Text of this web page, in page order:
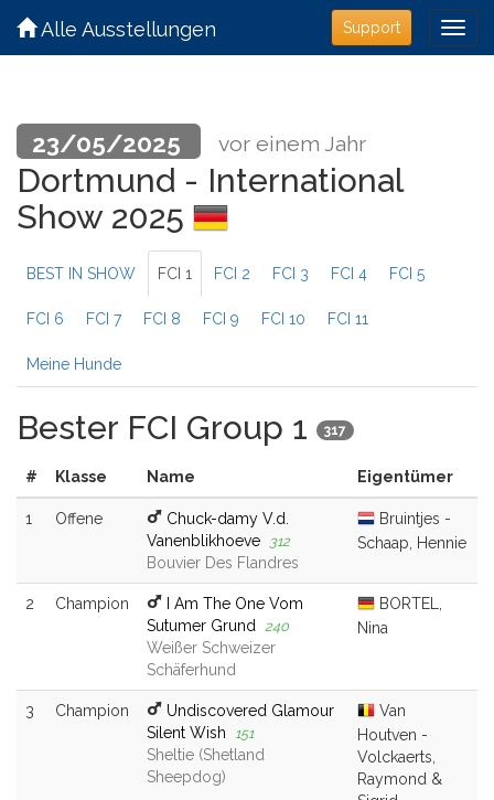
Support
Alle Ausstellungen
23/05/2025 vor einem Jahr
Dortmund - International
Show 2025
BEST IN SHOW FCI 1 FCI 2 FCI 3 FCI 4 FCI 5
FCI 6 FCI 7 FCI 8 FCI 9 FCI 10 FCI 11
Meine Hunde
Bester FCI Group 1 317
# Klasse Name Eigentümer
1 Offene
Chuck-damy V.d.
Vanenblikhoeve
312
Bouvier Des Flandres
Bruintjes -
Schaap, Hennie
2 Champion
I Am The One Vom
Sutumer Grund 240
Weißer Schweizer
Schäferhund
BORTEL,
Nina
3 Champion
Undiscovered Glamour
Silent Wish
151
Sheltie (Shetland
Sheepdog)
Van
Houtven -
Volckaerts,
Raymond &